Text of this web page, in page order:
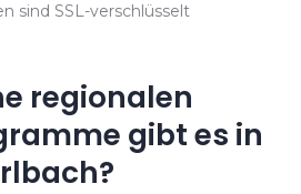
sind SSL-verschlüsselt
regionalen
gibt es in